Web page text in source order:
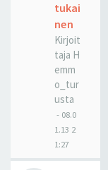
tukai
nen
Kirjoit
taja H
emm
o_tur
usta
- 08.0
1.13 2
1:27